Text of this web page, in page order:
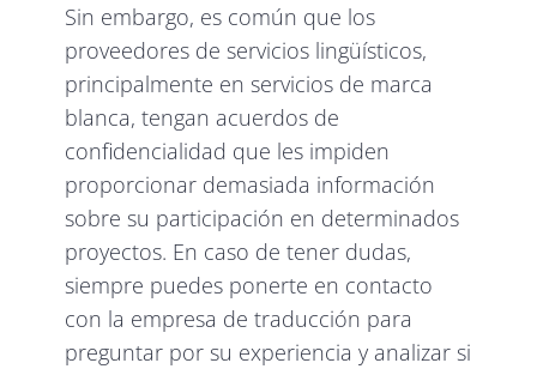
Sin embargo, es común que los
proveedores de servicios lingüísticos,
principalmente en servicios de marca
blanca, tengan acuerdos de
confidencialidad que les impiden
proporcionar demasiada información
sobre su participación en determinados
proyectos. En caso de tener dudas,
siempre puedes ponerte en contacto
con la empresa de traducción para
preguntar por su experiencia y analizar si